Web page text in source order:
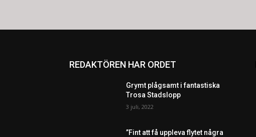
REDAKTÖREN HAR ORDET
Grymt plågsamt i fantastiska
Trosa Stadslopp
3 juli, 2022
”Fint att få uppleva flytet några